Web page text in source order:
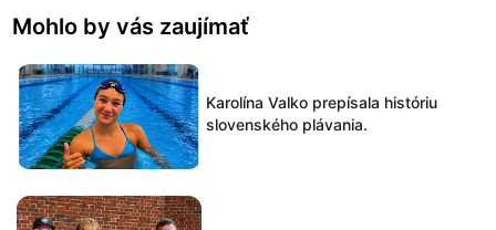
Mohlo by vás zaujímať
Karolína Valko prepísala históriu
slovenského plávania.